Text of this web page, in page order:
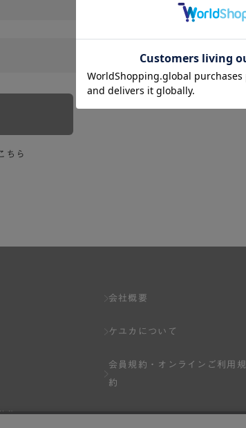
ちら
集
会社概要
ケユカについて
会員規約・
オンラインご利用規
約
Q&A